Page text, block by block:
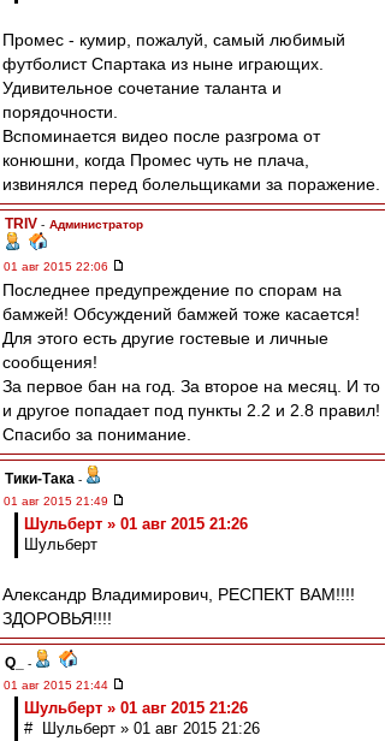
Промес - кумир, пожалуй, самый любимый
футболист Спартака из ныне играющих.
Удивительное сочетание таланта и
порядочности.
Вспоминается видео после разгрома от
конюшни, когда Промес чуть не плача,
извинялся перед болельщиками за поражение.
TRIV - Администратор
01 авг 2015 22:06
Последнее предупреждение по спорам на
бамжей! Обсуждений бамжей тоже касается!
Для этого есть другие гостевые и личные
сообщения!
За первое бан на год. За второе на месяц. И то
и другое попадает под пункты 2.2 и 2.8 правил!
Спасибо за понимание.
Тики-Така -
01 авг 2015 21:49
Шульберт » 01 авг 2015 21:26
Шульберт
Александр Владимирович, РЕСПЕКТ ВАМ!!!!
ЗДОРОВЬЯ!!!!
Q_
-
01 авг 2015 21:44
Шульберт » 01 авг 2015 21:26
# Шульберт » 01 авг 2015 21:26